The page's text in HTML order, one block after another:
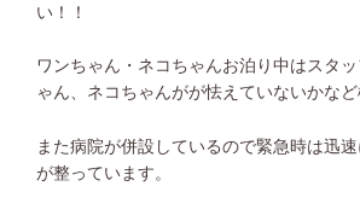
い！！
ワンちゃん・ネコちゃんお泊り中はスタ
ゃん、ネコちゃんがが怯えていないかな
また病院が併設しているので緊急時は迅
が整っています。